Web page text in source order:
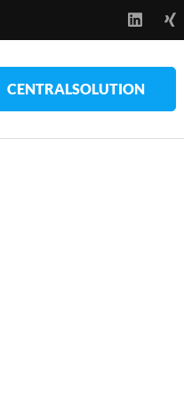
CENTRALSOLUTION